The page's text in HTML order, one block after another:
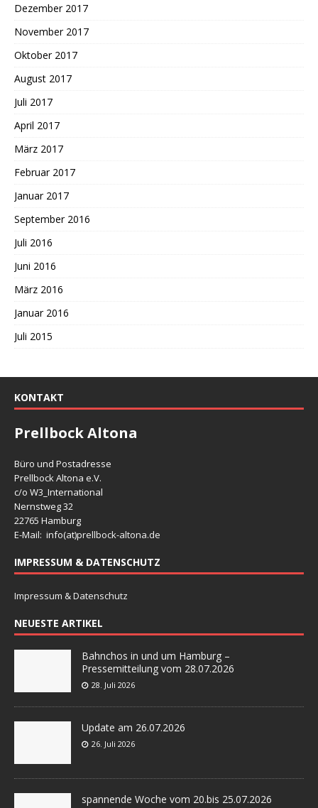
Dezember 2017
November 2017
Oktober 2017
August 2017
Juli 2017
April 2017
März 2017
Februar 2017
Januar 2017
September 2016
Juli 2016
Juni 2016
März 2016
Januar 2016
Juli 2015
KONTAKT
Prellbock Altona
Büro und Postadresse
Prellbock Altona e.V.
c/o W3_International
Nernstweg 32
22765 Hamburg
E-Mail: info(at)prellbock-altona.de
IMPRESSUM & DATENSCHUTZ
Impressum & Datenschutz
NEUESTE ARTIKEL
Bahnchos in und um Hamburg –
Pressemitteilung vom 28.07.2026
28. Juli 2026
Update am 26.07.2026
26. Juli 2026
spannende Woche vom 20.bis 25.07.2026